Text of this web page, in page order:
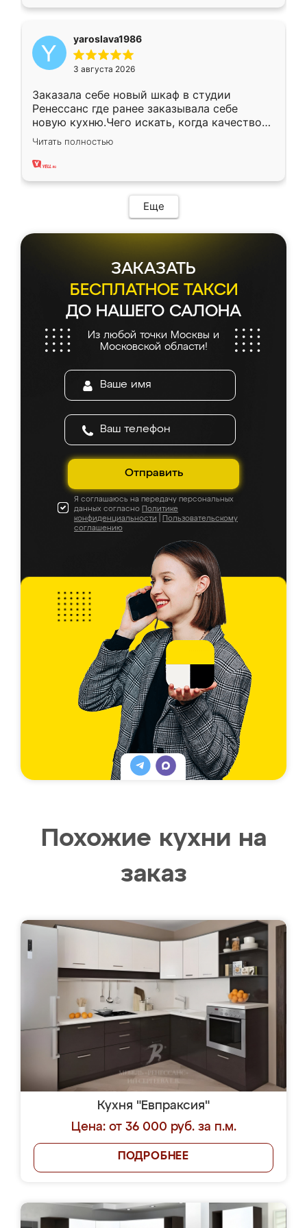
yaroslava1986
3 августа 2026
Заказала себе новый шкаф в студии
Ренессанс где ранее заказывала себе
новую кухню.Чего искать, когда качеством
вполне довольна. Служит кухня уже почти
два года, нареканий нет.
Читать полностью
Еще
ЗАКАЗАТЬ
БЕСПЛАТНОЕ ТАКСИ
ДО НАШЕГО САЛОНА
Из любой точки Москвы и
Московской области!
Отправить
Я соглашаюсь на передачу персональных
данных согласно Политике
конфиденциальности
Пользовательскому
соглашению
Похожие кухни на
заказ
Кухня "Евпраксия"
Цена: от 36 000 руб. за п.м.
ПОДРОБНЕЕ